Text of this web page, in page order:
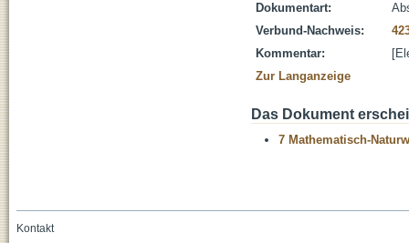
Dokumentart:
Verbund-Nachweis:
Kommentar:
Zur Langanzeige
Das Dokument
7 Mathematisch-
Kontakt